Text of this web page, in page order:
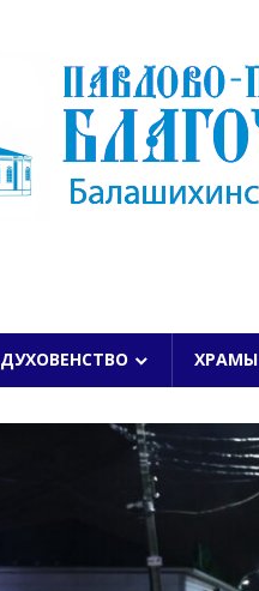
ДУХОВЕНСТВО ХРАМЫ